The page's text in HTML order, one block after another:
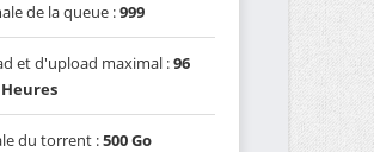
de la queue :999
et d'upload maximal :96
Heures
du torrent :500 Go